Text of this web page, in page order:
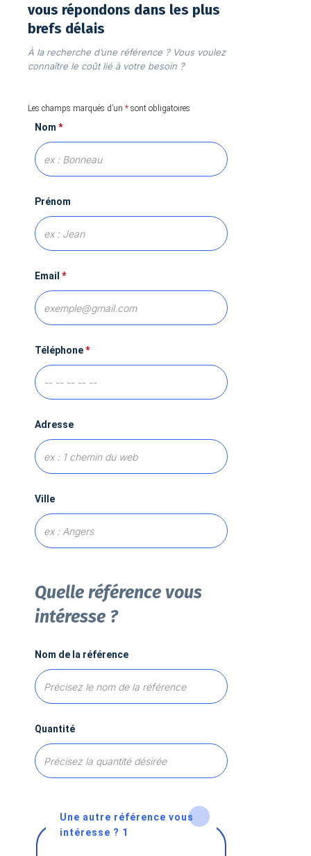
vous répondons dans les plus
brefs délais
À la recherche d’une référence ? Vous voulez
connaître le coût lié à votre besoin ?
Les champs marqués d’un * sont obligatoires
Nom *
Prénom
Email *
Téléphone*
Adresse
Ville
Quelle référence vous
intéresse ?
Nom de la référence
Quantité
Une autre référence vous
intéresse ? 1